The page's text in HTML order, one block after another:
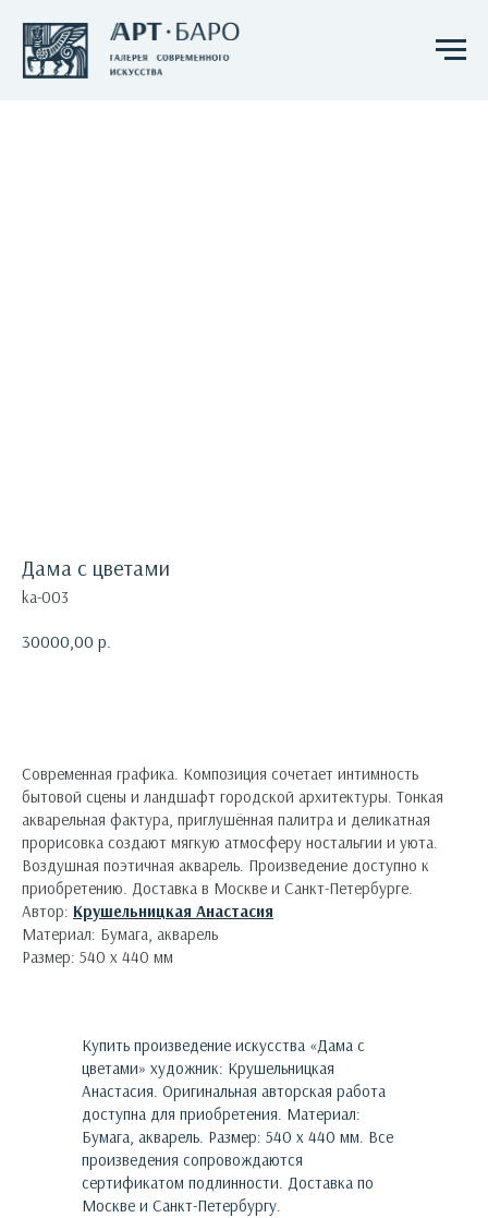
Дама с цветами
ka-003
30000,00 р.
Современная графика. Композиция сочетает интимность
бытовой сцены и ландшафт городской архитектуры. Тонкая
акварельная фактура, приглушённая палитра и деликатная
прорисовка создают мягкую атмосферу ностальгии и уюта.
Воздушная поэтичная акварель. Произведение доступно к
приобретению. Доставка в Москве и Санкт-Петербурге.
Автор: Крушельницкая Анастасия
Материал: Бумага, акварель
Размер: 540 х 440 мм
Купить произведение искусства «Дама с
цветами» художник: Крушельницкая
Анастасия. Оригинальная авторская работа
доступна для приобретения. Материал:
Бумага, акварель. Размер: 540 х 440 мм. Все
произведения сопровождаются
сертификатом подлинности. Доставка по
Москве и Санкт-Петербургу.